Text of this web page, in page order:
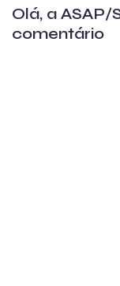
Olá, a
comentário